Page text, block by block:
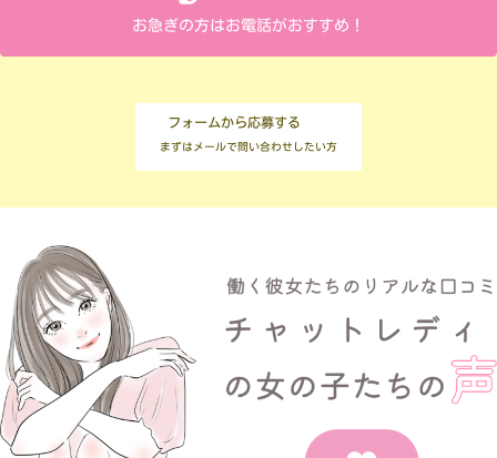
お急ぎの方はお電話がおすすめ！
フォームから応募する
まずはメールで問い合わせしたい方